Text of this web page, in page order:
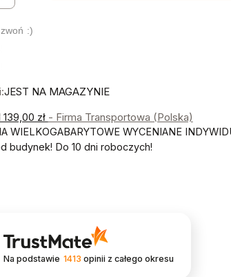
:)
JEST NA MAGAZYNIE
zł - Firma Transportowa (Polska)
WIELKOGABARYTOWE WYCENIANE
budynek! Do 10 dni roboczych!
Na podstawie 1413 opinii z całego okresu